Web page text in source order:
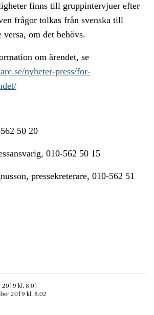
finns till gruppintervjuer efter
frågor tolkas från svenska till
versa, om det behövs.
om ärendet, se
nyheter-press/for-
50 20
010-562 50 15
pressekreterare, 010-562 51
2019 kl. 8.01
2019 kl. 8.02